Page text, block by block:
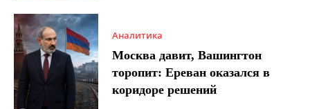
Аналитика
Москва давит, Вашингтон
торопит: Ереван оказался в
коридоре решений